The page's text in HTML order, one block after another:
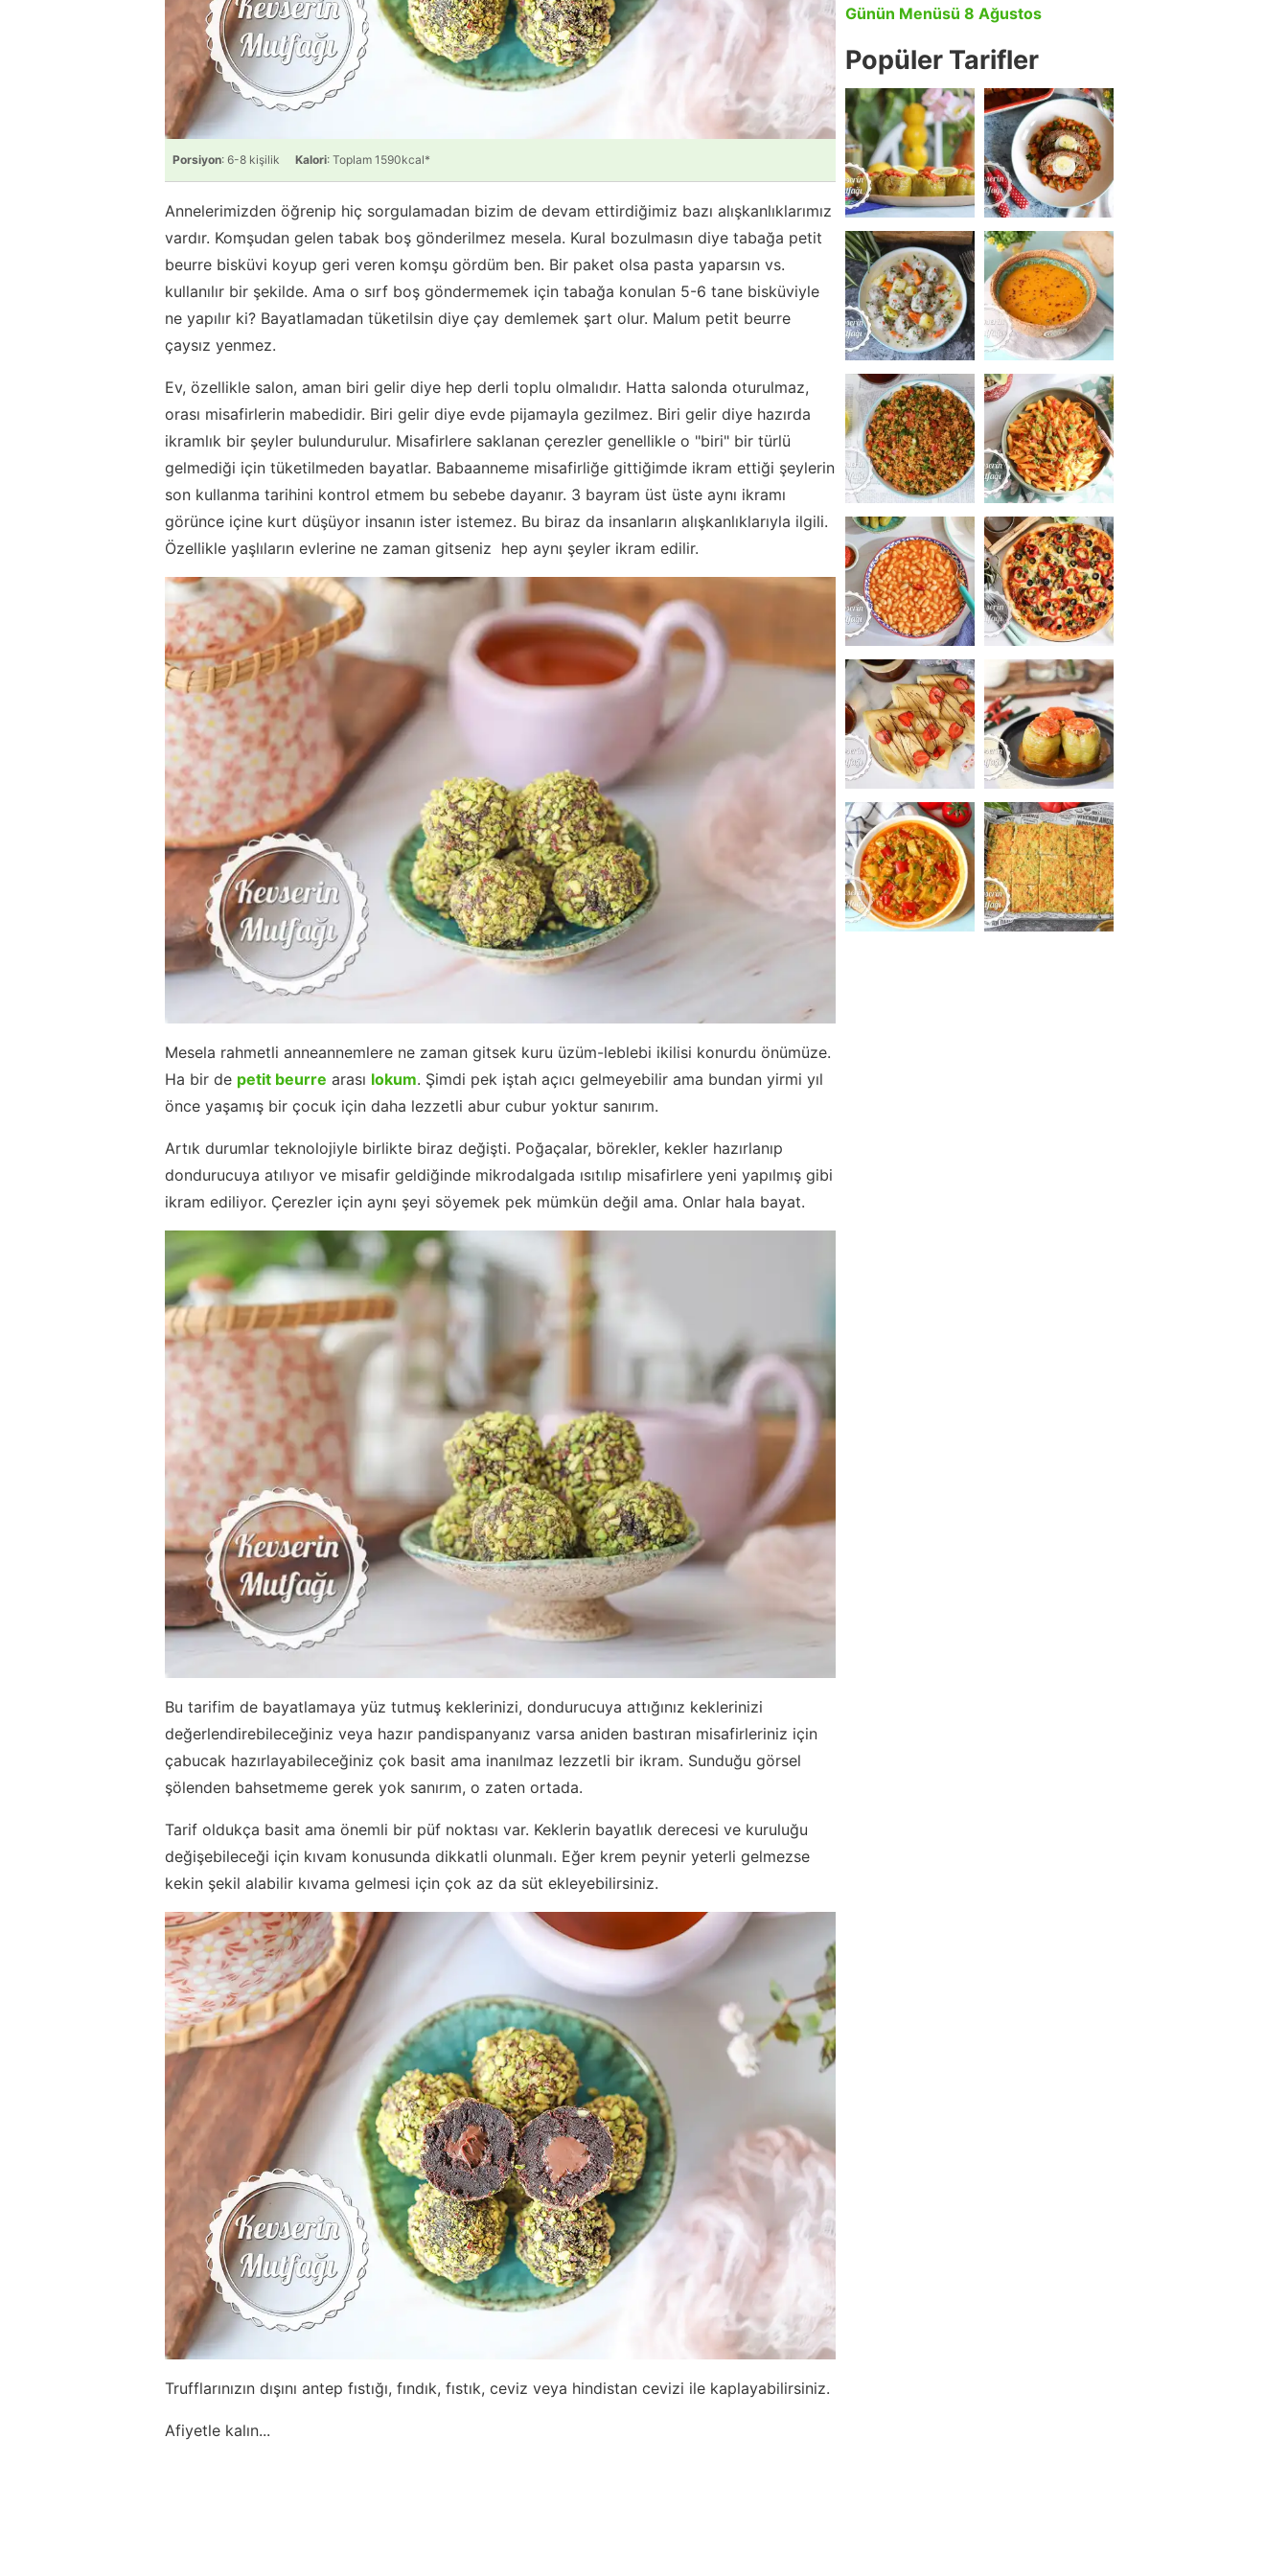
Porsiyon: 6-8 kişilik Kalori: Toplam 1590kcal*
Annelerimizden öğrenip hiç sorgulamadan bizim de devam ettirdiğimiz bazı alışkanlıklarımız
vardır. Komşudan gelen tabak boş gönderilmez mesela. Kural bozulmasın diye tabağa petit
beurre bisküvi koyup geri veren komşu gördüm ben. Bir paket olsa pasta yaparsın vs.
kullanılır bir şekilde. Ama o sırf boş göndermemek için tabağa konulan 5-6 tane bisküviyle
ne yapılır ki? Bayatlamadan tüketilsin diye çay demlemek şart olur. Malum petit beurre
çaysız yenmez.
Ev, özellikle salon, aman biri gelir diye hep derli toplu olmalıdır. Hatta salonda oturulmaz,
orası misafirlerin mabedidir. Biri gelir diye evde pijamayla gezilmez. Biri gelir diye hazırda
ikramlık bir şeyler bulundurulur. Misafirlere saklanan çerezler genellikle o "biri" bir türlü
gelmediği için tüketilmeden bayatlar. Babaanneme misafirliğe gittiğimde ikram ettiği şeylerin
son kullanma tarihini kontrol etmem bu sebebe dayanır. 3 bayram üst üste aynı ikramı
görünce içine kurt düşüyor insanın ister istemez. Bu biraz da insanların alışkanlıklarıyla ilgili.
Özellikle yaşlıların evlerine ne zaman gitseniz hep aynı şeyler ikram edilir.
Mesela rahmetli anneannemlere ne zaman gitsek kuru üzüm-leblebi ikilisi konurdu önümüze.
Ha bir de petit beurre arası lokum. Şimdi pek iştah açıcı gelmeyebilir ama bundan yirmi yıl
önce yaşamış bir çocuk için daha lezzetli abur cubur yoktur sanırım.
Artık durumlar teknolojiyle birlikte biraz değişti. Poğaçalar, börekler, kekler hazırlanıp
dondurucuya atılıyor ve misafir geldiğinde mikrodalgada ısıtılıp misafirlere yeni yapılmış gibi
ikram ediliyor. Çerezler için aynı şeyi söyemek pek mümkün değil ama. Onlar hala bayat.
Bu tarifim de bayatlamaya yüz tutmuş keklerinizi, dondurucuya attığınız keklerinizi
değerlendirebileceğiniz veya hazır pandispanyanız varsa aniden bastıran misafirleriniz için
çabucak hazırlayabileceğiniz çok basit ama inanılmaz lezzetli bir ikram. Sunduğu görsel
şölenden bahsetmeme gerek yok sanırım, o zaten ortada.
Tarif oldukça basit ama önemli bir püf noktası var. Keklerin bayatlık derecesi ve kuruluğu
değişebileceği için kıvam konusunda dikkatli olunmalı. Eğer krem peynir yeterli gelmezse
kekin şekil alabilir kıvama gelmesi için çok az da süt ekleyebilirsiniz.
Trufflarınızın dışını antep fıstığı, fındık, fıstık, ceviz veya hindistan cevizi ile kaplayabilirsiniz.
Afiyetle kalın...
Günün Menüsü 8 Ağustos
Popüler Tarifler